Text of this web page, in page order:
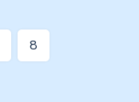
Page
8